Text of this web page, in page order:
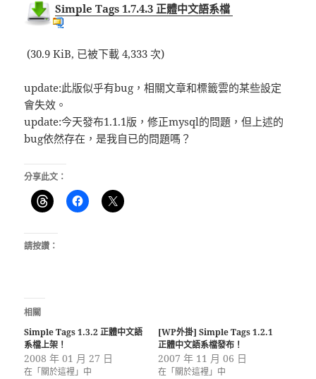
Simple Tags 1.7.4.3 正體中文語系檔
(30.9 KiB, 已被下載 4,333 次)
update:此版似乎有bug，相關文章和標籤雲的某些設定
會失效。
update:今天發布1.1.1版，修正mysql的問題，但上述的
bug依然存在，是我自已的問題嗎？
分享此文：
請按讚：
相關
Simple Tags 1.3.2 正體中文語
系檔上架！
2008 年 01 月 27 日
在「關於這裡」中
[WP外掛] Simple Tags 1.2.1
正體中文語系檔發布！
2007 年 11 月 06 日
在「關於這裡」中